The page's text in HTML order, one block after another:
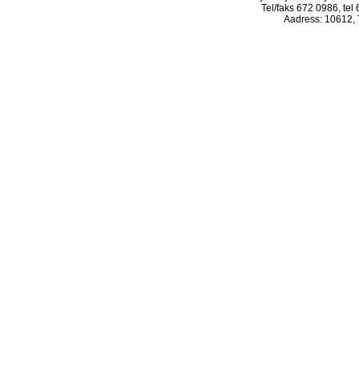
Tel/faks 672 0986, tel
Aadress: 10612,